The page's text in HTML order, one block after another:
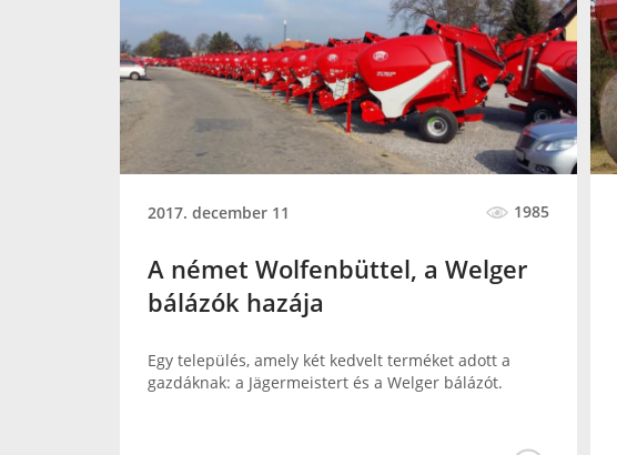
2017. december 11 1985
A német Wolfenbüttel, a Welger
bálázók hazája
Egy település, amely két kedvelt terméket adott a
gazdáknak: a Jägermeistert és a Welger bálázót.